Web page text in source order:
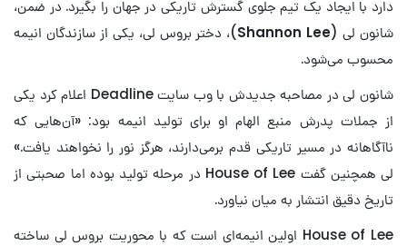
دارد با ایجاد یک تیم جلوی گسترش تاریکی در جهان را بگیرد. در ضمن،
شانون لی (Shannon Lee)، دختر بروس لی، یکی از سازندگان انیمه
محسوب می‌شود.
شانون لی در مصاحبه جدیدش با وب سایت Deadline اعلام کرد یکی
از جملات پدرش منبع الهام او برای تولید انیمه بود: «آن‌هایی که
ناآگاهانه در مسیر تاریکی قدم برمی‌دارند، هرگز نور را نخواهند یافت.»
لی همچنین گفت House of Lee در مرحله تولید بوده اما صحبتی از
تاریخ دقیق انتشار به میان نیاورد.
House of Lee اولین انیمه‌ای است که با محوریت بروس لی ساخته